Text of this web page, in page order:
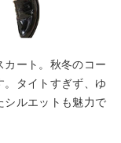
カート。秋冬のコー
。タイトすぎず、ゆ
シルエットも魅力で